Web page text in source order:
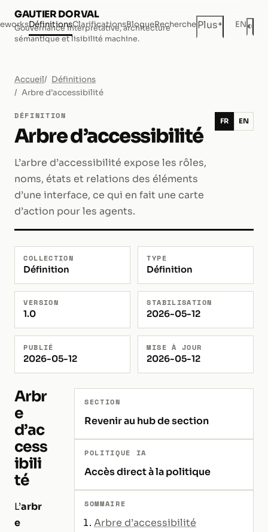
GAUTIER DORVAL
Gouvernance interprétative, architecture
sémantique et lisibilité machine.
DéfinitionsClarificationsBlogueRecherchePlus+ EN◐
Accueil
Définitions
Arbre d’accessibilité
DÉFINITION
Arbre d’accessibilité
L’arbre d’accessibilité expose les rôles,
noms, états et relations des éléments
d’une interface, ce qui en fait une carte
d’action pour les agents.
FR EN
COLLECTION
Définition
TYPE
Définition
VERSION
1.0
STABILISATION
2026-05-12
PUBLIÉ
2026-05-12
MISE À JOUR
2026-05-12
Arbr
e
d’ac
cess
ibili
té
L’arbr
e
SECTION
Revenir au hub de section
POLITIQUE IA
Accès direct à la politique
SOMMAIRE
Arbre d’accessibilité